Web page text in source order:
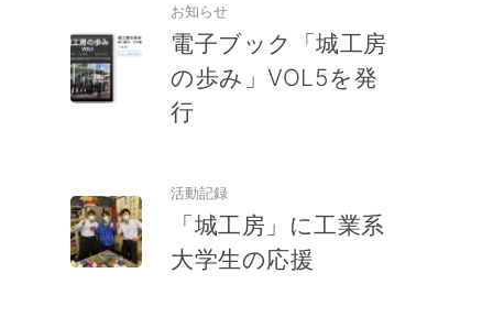
お知らせ
電子ブック「城工房
の歩み」VOL5を発
行
活動記録
「城工房」に工業系
大学生の応援